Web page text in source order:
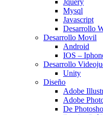
Jquery
Mysql
Javascript
Desarrollo
Desarrollo Movil
Android
IOS –
Desarrollo
Unity
Diseño
Adobe
Adobe
De